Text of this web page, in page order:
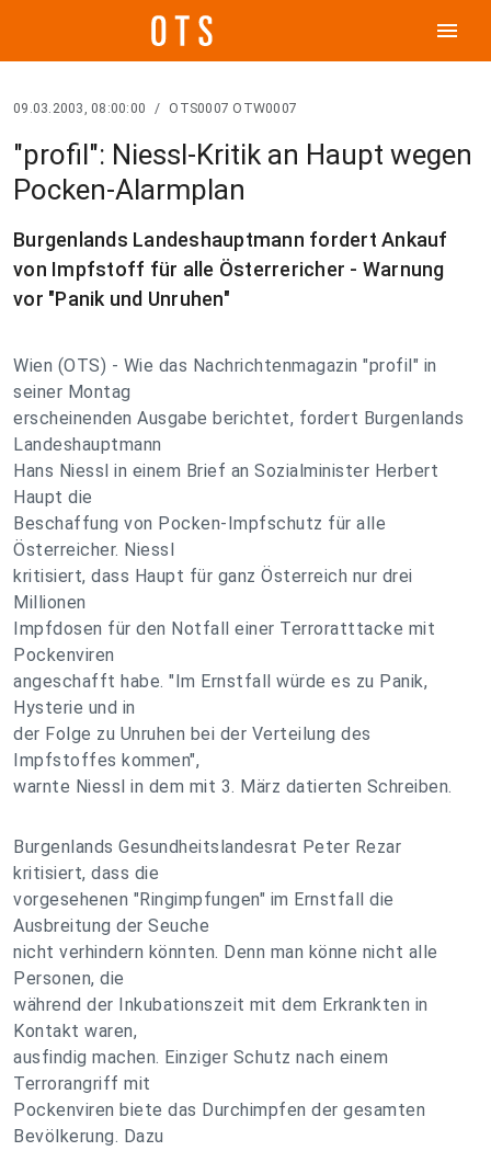
menu
09.03.2003, 08:00:00 / OTS0007 OTW0007
"profil": Niessl-Kritik an Haupt wegen
Pocken-Alarmplan
Burgenlands Landeshauptmann fordert Ankauf
von Impfstoff für alle Österrericher - Warnung
vor "Panik und Unruhen"
Wien (OTS) - Wie das Nachrichtenmagazin "profil" in
seiner Montag
erscheinenden Ausgabe berichtet, fordert Burgenlands
Landeshauptmann
Hans Niessl in einem Brief an Sozialminister Herbert
Haupt die
Beschaffung von Pocken-Impfschutz für alle
Österreicher. Niessl
kritisiert, dass Haupt für ganz Österreich nur drei
Millionen
Impfdosen für den Notfall einer Terroratttacke mit
Pockenviren
angeschafft habe. "Im Ernstfall würde es zu Panik,
Hysterie und in
der Folge zu Unruhen bei der Verteilung des
Impfstoffes kommen",
warnte Niessl in dem mit 3. März datierten Schreiben.
Burgenlands Gesundheitslandesrat Peter Rezar
kritisiert, dass die
vorgesehenen "Ringimpfungen" im Ernstfall die
Ausbreitung der Seuche
nicht verhindern könnten. Denn man könne nicht alle
Personen, die
während der Inkubationszeit mit dem Erkrankten in
Kontakt waren,
ausfindig machen. Einziger Schutz nach einem
Terrorangriff mit
Pockenviren biete das Durchimpfen der gesamten
Bevölkerung. Dazu